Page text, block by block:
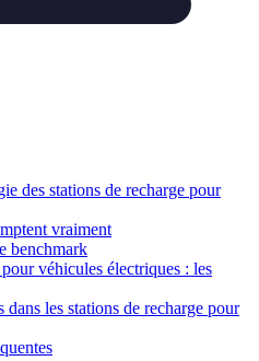
des stations de recharge pour
vraiment
benchmark
véhicules électriques : les
dans les stations de recharge pour